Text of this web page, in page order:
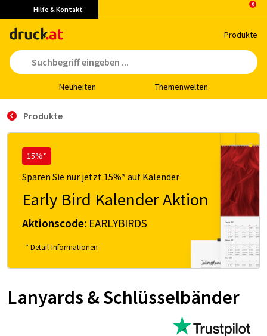
Hilfe & Kontakt
Pro­duk­te
Neu­hei­ten The­men­wel­ten
Produkte
15%*
Sparen Sie nur jetzt 15%* auf Kalender
Early Bird Kalender Aktion
Aktionscode: EARLYBIRDS
* Detail-Informationen
Lanyards & Schlüs­sel­bän­der